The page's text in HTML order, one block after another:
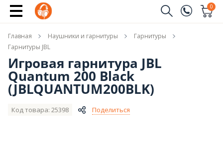
(096)
(044)
0
Имя
Телефон
Главная Наушники и гарнитуры
Гарнитуры
Гарнитуры JBL
Игровая гарнитура JBL
Quantum 200 Black
(JBLQUANTUM200BLK)
Код товара: 25398 Поделиться
Купить